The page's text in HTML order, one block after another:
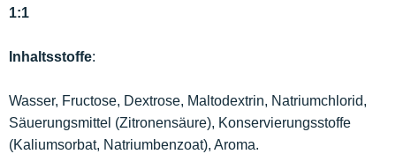
1:1
Inhaltsstoffe:
Wasser, Fructose, Dextrose, Maltodextrin, Natriumchlorid,
Säuerungsmittel (Zitronensäure), Konservierungsstoffe
(Kaliumsorbat, Natriumbenzoat), Aroma.